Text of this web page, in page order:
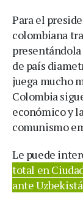
Para el
colombiana
de país
juega mucho
Colombia
económico y
comunismo
Le puede
total en
ante